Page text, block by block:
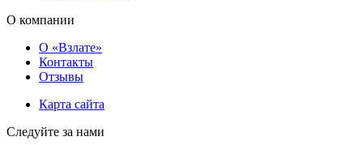
О компании
О «Взлате»
Контакты
Отзывы
Карта сайта
Следуйте за нами